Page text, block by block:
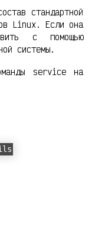
стандартной
Linux. Если она
с помощью
системы.
service на